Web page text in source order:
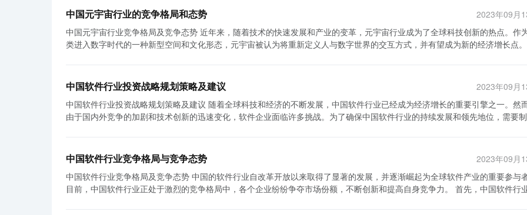
中国元宇宙行业的竞争格局和态势
2023年09月
中国元宇宙行业竞争格局及竞争态势 近年来，随着技术的快速发展和产业的变革，元宇宙行业成为了全球科技创新的热点。作为人
类进入数字时代的一种新型空间和文化形态，元宇宙被认为将重新定义人与数字世界的交互方式，并有望成为新的经济增长点
公司、互联网巨头和初创企业之间。阿里巴巴、腾讯、华为等一线互联网巨头在元宇宙领域有着雄厚的技术和资金实力，致力
发和打造符合中国市场需求的元宇宙产品和服务。此外，还有一大批初创企业在元宇宙领域崛起，它们积极探索各种元宇宙应
景和商业模式，成为了中国元宇宙行业竞争格局中的新势力。 其次，中国元宇宙行业的竞争态势呈现出激烈竞争但有待深化的特
点。中国元宇宙行业在技术研发、场景应用和商业模式创新等方面都存在激烈的竞争。互联网巨头通过自身的技术优势和品牌
策和法规亟待出台并完善。此外，元宇宙行业标准化和产业链的建设也亟待加强，以实现行业健康有序发展。 然而，无论竞争格局
和竞争态势如何，中国元宇宙行业都面临着巨大的市场机遇。一方面，中国庞大的互联网用户基数为元宇宙行业提供了广阔的市
空间。中国已经成为了全球最大的互联网用户和移动支付市场，这为元宇宙行业的发展提供了天然的优势。另一方面，元宇宙行
的发展有望推动传统产业转型升级，为中国经济转型和升级注入新动力。通过连接线上线下的多个产业链环节，元宇宙行业为
中国软件行业投资战略规划策略及建议
2023年09月
中国软件行业投资战略规划策略及建议 随着全球科技和经济的不断发展，中国软件行业已经成为经济增长的重要引擎之一。然而，
由于国内外竞争的加剧和技术创新的迅速变化，软件企业面临许多挑战。为了确保中国软件行业的持续发展和领先地位，需要
激励政策，鼓励企业进行科技研发，推动创新。 其次，软件企业应加强技术合作与联盟。由于技术更新速度快，单个企业难以独立
承担研发和创新的压力。因此，软件企业应积极寻找合作伙伴，加强与高校、研究机构和其他软件公司的合作，共同开展技术
和创新项目。同时，政府可以提供政策支持，促进软件企业之间的合作与联盟，形成良性竞争与合作的生态环境。 第三，软件企业
应积极开拓国际市场。中国软件企业在国际市场上的竞争力相对较弱，可以通过投资海外企业、开展合作与交流等方式进一步提
中国软件行业竞争格局与竞争态势
2023年09月
中国软件行业竞争格局及竞争态势 中国的软件行业自改革开放以来取得了显著的发展，并逐渐崛起为全球软件产业的重要参与者。
目前，中国软件行业正处于激烈的竞争格局中，各个企业纷纷争夺市场份额，不断创新和提高自身竞争力。 首先，中国软件行业的